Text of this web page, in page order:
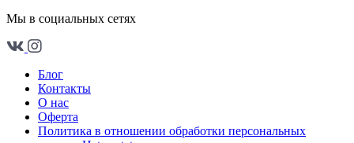
Мы в социальных сетях
Блог
Контакты
О нас
Оферта
Политика в отношении обработки персональных